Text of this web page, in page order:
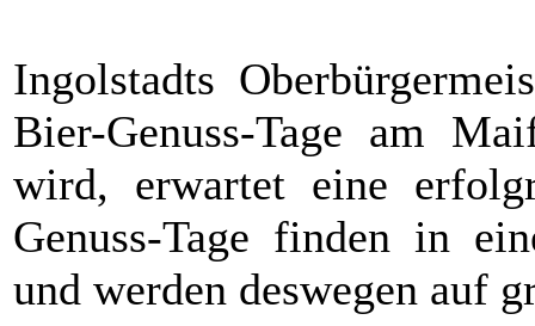
Ingolstadts
Bier-Genuss-Tage am
wird, erwartet eine
Genuss-Tage finden in
und werden deswegen auf